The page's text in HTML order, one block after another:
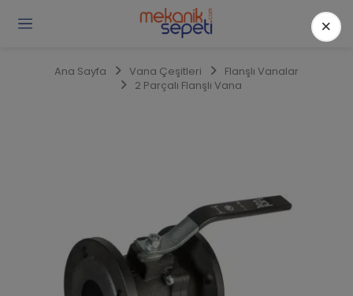
Ana Sayfa Vana Çeşitleri
Flanşlı Vanalar
2 Parçalı Flanşlı Vana
×